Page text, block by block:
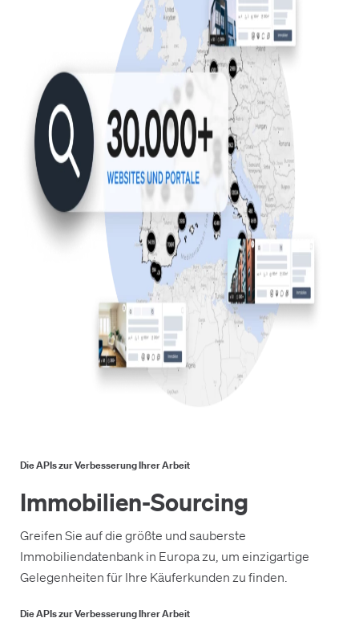
Die APIs zur Verbesserung Ihrer Arbeit
Immobilien-Sourcing
Greifen Sie auf die größte und sauberste
Immobiliendatenbank in Europa zu, um einzigartige
Gelegenheiten für Ihre Käuferkunden zu finden.
Die APIs zur Verbesserung Ihrer Arbeit